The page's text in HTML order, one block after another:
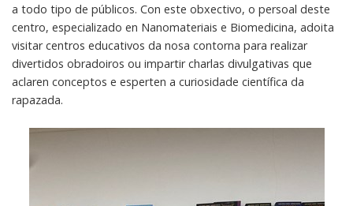
a todo tipo de públicos. Con este obxectivo, o persoal deste
centro, especializado en Nanomateriais e Biomedicina, adoita
visitar centros educativos da nosa contorna para realizar
divertidos obradoiros ou impartir charlas divulgativas que
aclaren conceptos e esperten a curiosidade científica da
rapazada.